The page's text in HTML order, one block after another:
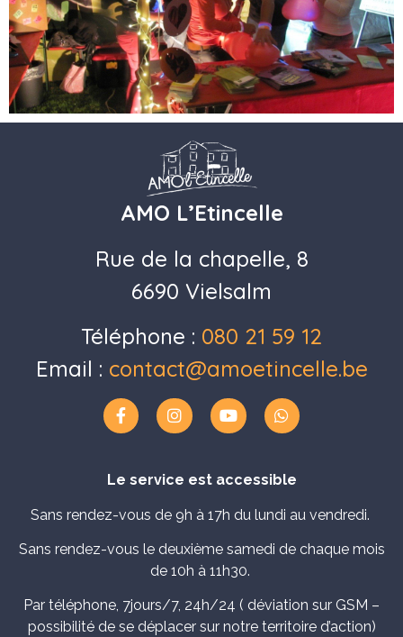
AMO L’Etincelle
Rue de la chapelle, 8
6690 Vielsalm
Téléphone : 080 21 59 12
Email : contact@amoetincelle.be
Le service est accessible
Sans rendez-vous de 9h à 17h du lundi au vendredi.
Sans rendez-vous le deuxième samedi de chaque mois
de 10h à 11h30.
Par téléphone, 7jours/7, 24h/24 ( déviation sur GSM –
possibilité de se déplacer sur notre territoire d’action)